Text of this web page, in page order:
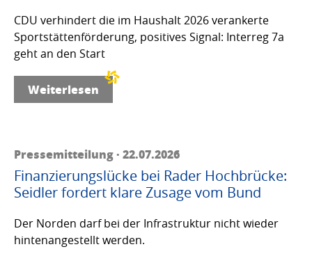
CDU verhindert die im Haushalt 2026 verankerte
Sportstättenförderung, positives Signal: Interreg 7a
geht an den Start
Weiterlesen
Pressemitteilung · 22.07.2026
Finanzierungslücke bei Rader Hochbrücke:
Seidler fordert klare Zusage vom Bund
Der Norden darf bei der Infrastruktur nicht wieder
hintenangestellt werden.